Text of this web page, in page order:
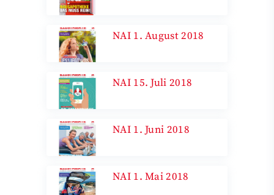
NAI 1. August 2018
NAI 15. Juli 2018
NAI 1. Juni 2018
NAI 1. Mai 2018